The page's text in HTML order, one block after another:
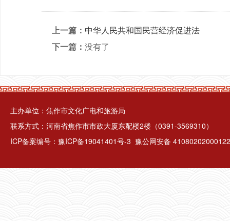
上一篇： 中华人民共和国民营经济促进法
下一篇： 没有了
主办单位：焦作市文化广电和旅游局
联系方式：河南省焦作市市政大厦东配楼2楼（0391-3569310）
ICP备案编号： 豫ICP备19041401号-3 豫公网安备